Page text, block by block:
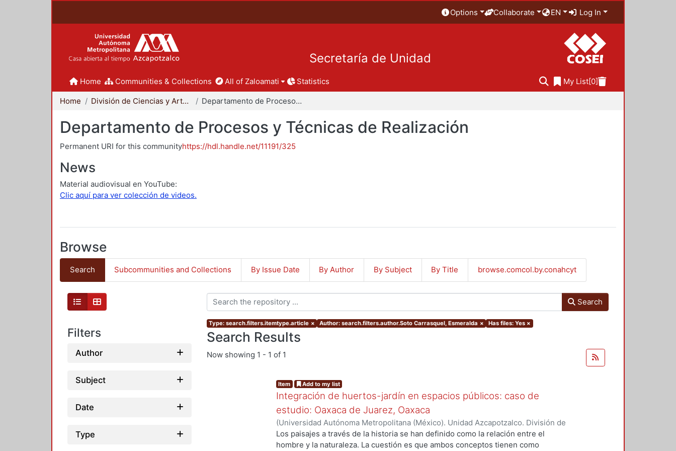
Options Collaborate EN Log In
Secretaría de Unidad
Home Communities & Collections All of Zaloamati Statistics My List[0]
Home División de Ciencias y Artes para el Diseño Departamento de Procesos y Técnicas de Realización
Departamento de Procesos y Técnicas de Realización
Permanent URI for this communityhttps://hdl.handle.net/11191/325
News
Material audiovisual en YouTube:
Clic aquí para ver colección de videos.
Browse
Search Subcommunities and Collections By Issue Date By Author By Subject By Title browse.comcol.by.conahcyt
Filters
Author
Subject
Date
Type
Search
Type: search.filters.itemtype.article × Author: search.filters.author.Soto Carrasquel, Esmeralda × Has files: Yes ×
Search Results
Now showing 1 - 1 of 1
Item Add to my list
Integración de huertos-jardín en espacios públicos: caso de
estudio: Oaxaca de Juarez, Oaxaca
(Universidad Autónoma Metropolitana (México). Unidad Azcapotzalco. División de
Ciencias y Artes para el Diseño.,2016-10-26)Poó Rubio, Aurora;Soto Carrasquel,
Esmeralda
Los paisajes a través de la historia se han definido como la relación entre el
hombre y la naturaleza. La cuestión es que ambos conceptos tienen como